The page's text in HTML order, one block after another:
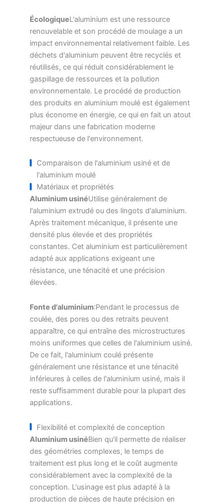
ÉcologiqueL'aluminium est une ressource
renouvelable et son procédé de moulage a un
impact environnemental relativement faible. Les
déchets d'aluminium peuvent être recyclés et
réutilisés, ce qui réduit considérablement le
gaspillage de ressources et la pollution
environnementale. Le procédé de production
des produits en aluminium moulé est également
plus économe en énergie, ce qui en fait un atout
majeur dans une fabrication moderne
respectueuse de l'environnement.
Comparaison de l'aluminium usiné et de
l'aluminium moulé
Matériaux et propriétés
Aluminium usinéUtilise généralement de
l'aluminium extrudé ou des lingots d'aluminium.
Après traitement mécanique, il présente une
densité plus élevée et des propriétés
constantes. Cet aluminium est particulièrement
adapté aux applications exigeant une
résistance, une ténacité et une précision
élevées.
Fonte d'aluminium:Pendant le processus de
coulée, des pores ou des retraits peuvent
apparaître, ce qui entraîne des microstructures
moins uniformes que celles de l'aluminium usiné.
De ce fait, l'aluminium coulé présente
généralement une résistance et une ténacité
inférieures à celles de l'aluminium usiné, mais il
reste suffisamment durable pour la plupart des
applications.
Flexibilité et complexité de conception
Aluminium usinéBien qu'il permette de réaliser
des géométries complexes, le temps de
traitement est plus long et le coût augmente
considérablement avec la complexité de la
conception. L'usinage est plus adapté à la
production de pièces de haute précision en